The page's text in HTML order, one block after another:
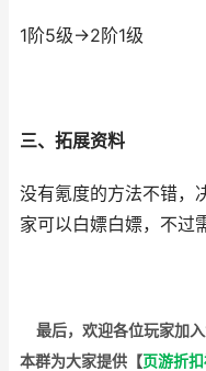
1阶5级->2阶1级
三、拓展资料
没有氪度的方法不错，
家可以白嫖白嫖，不过
最后，欢迎各位玩家加
本群为大家提供【页游折扣